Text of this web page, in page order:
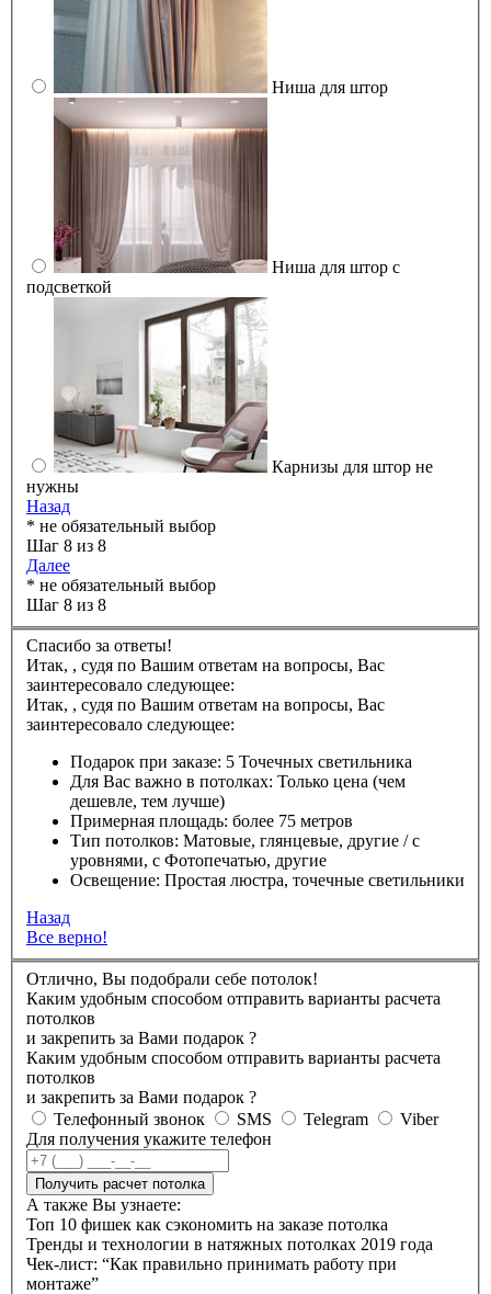
Ниша для штор
Ниша для штор с
подсветкой
Карнизы для штор не
нужны
Назад
* не обязательный выбор
Шаг 8 из 8
Далее
* не обязательный выбор
Шаг 8 из 8
Спасибо за ответы!
Итак, , судя по Вашим ответам на вопросы, Вас
заинтересовало следующее:
Итак, , судя по Вашим ответам на вопросы, Вас
заинтересовало следующее:
Подарок при заказе: 5 Точечных светильника
Для Вас важно в потолках: Только цена (чем
дешевле, тем лучше)
Примерная площадь: более 75 метров
Тип потолков: Матовые, глянцевые, другие / с
уровнями, с Фотопечатью, другие
Освещение: Простая люстра, точечные светильники
Назад
Все верно!
Отлично, Вы подобрали себе потолок!
Каким удобным способом отправить варианты расчета
потолков
и закрепить за Вами подарок ?
Каким удобным способом отправить варианты расчета
потолков
и закрепить за Вами подарок ?
Телефонный звонок
SMS Telegram
Viber
Для получения укажите телефон
Получить расчет потолка
А также Вы узнаете:
Топ 10 фишек как сэкономить на заказе потолка
Тренды и технологии в натяжных потолках 2019 года
Чек-лист: “Как правильно принимать работу при
монтаже”